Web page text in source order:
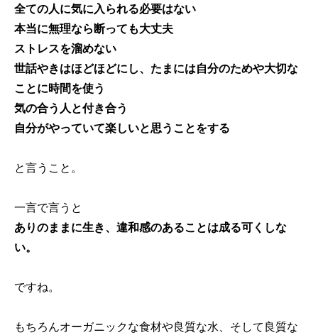
全ての人に気に入られる必要はない
本当に無理なら断っても大丈夫
ストレスを溜めない
世話やきはほどほどにし、たまには自分のためや大切な
ことに時間を使う
気の合う人と付き合う
自分がやっていて楽しいと思うことをする
と言うこと。
一言で言うと
ありのままに生き、違和感のあることは成る可くしな
い。
ですね。
もちろんオーガニックな食材や良質な水、そして良質な